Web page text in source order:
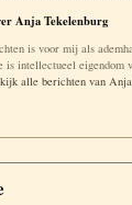
Anja Tekelenburg
is voor mij als
is intellectueel eigendom
alle berichten van